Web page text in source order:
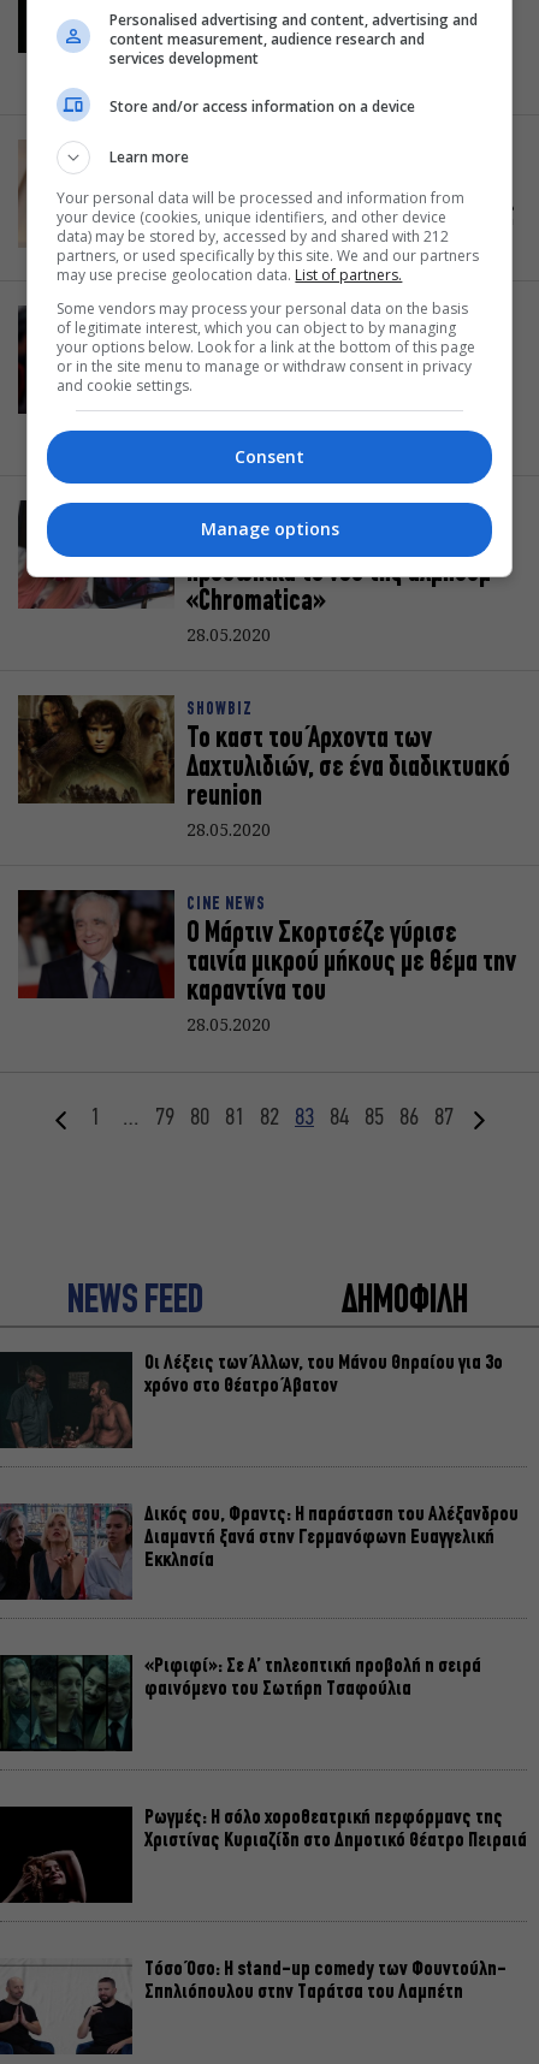
Trump: «Είναι δημόσιος
κίνδυνος!»
SHOWBIZ
Ο Tom Hanks έγινε κέρινο
ομοίωμα σε μουσείο της Καβάλας
10.06.2020
SHOWBIZ
Η Τζένιφερ Άνιστον δωρίζει 1
εκατομμύριο δολάρια σε
αντιρατσιστικές οργανώσεις
Η Lady Gaga παραδίδει
προσωπικά το νέο της άλμπουμ
«Chromatica»
28.05.2020
SHOWBIZ
Το καστ του Άρχοντα των
Δαχτυλιδιών, σε ένα διαδικτυακό
reunion
28.05.2020
CINE NEWS
Ο Μάρτιν Σκορτσέζε γύρισε
ταινία μικρού μήκους με θέμα την
καραντίνα του
28.05.2020
1 … 79 80 81 82 83 84 85 86 87
NEWS FEED ΔΗΜΟΦΙΛΗ
Οι Λέξεις των Άλλων, του Μάνου Θηραίου για 3ο
χρόνο στο Θέατρο Άβατον
Δικός σου, Φραντς: Η παράσταση του Αλέξανδρου
Διαμαντή ξανά στην Γερμανόφωνη Ευαγγελική
Εκκλησία
«Ριφιφί»: Σε Α’ τηλεοπτική προβολή η σειρά
φαινόμενο του Σωτήρη Τσαφούλια
Ρωγμές: Η σόλο χοροθεατρική περφόρμανς της
Χριστίνας Κυριαζίδη στο Δημοτικό Θέατρο Πειραιά
Τόσο Όσο: Η stand-up comedy των Φουντούλη-
Σπηλιόπουλου στην Ταράτσα του Λαμπέτη
Personalised advertising and content, advertising and
content measurement, audience research and
services development
Store and/or access information on a device
Learn more
Your personal data will be processed and information from
your device (cookies, unique identifiers, and other device
data) may be stored by, accessed by and shared with 212
partners, or used specifically by this site. We and our partners
may use precise geolocation data. List of partners.
Some vendors may process your personal data on the basis
of legitimate interest, which you can object to by managing
your options below. Look for a link at the bottom of this page
or in the site menu to manage or withdraw consent in privacy
and cookie settings.
Consent
Manage options